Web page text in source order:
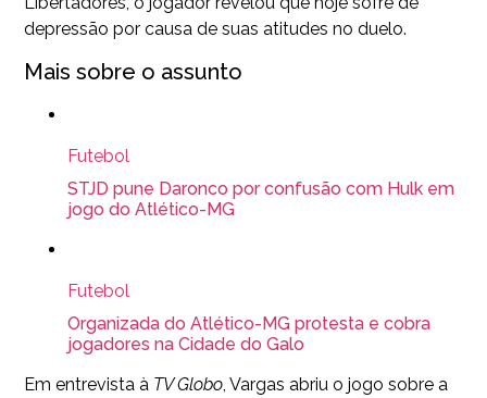
depressão por causa de suas atitudes no duelo.
Mais sobre o assunto
Futebol
STJD pune Daronco por confusão com Hulk em
jogo do Atlético-MG
Futebol
Organizada do Atlético-MG protesta e cobra
jogadores na Cidade do Galo
Em entrevista à TV Globo, Vargas abriu o jogo sobre a